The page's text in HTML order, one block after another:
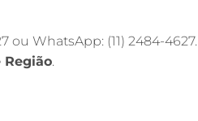
ou WhatsApp: (11) 2484-4627.
Região.